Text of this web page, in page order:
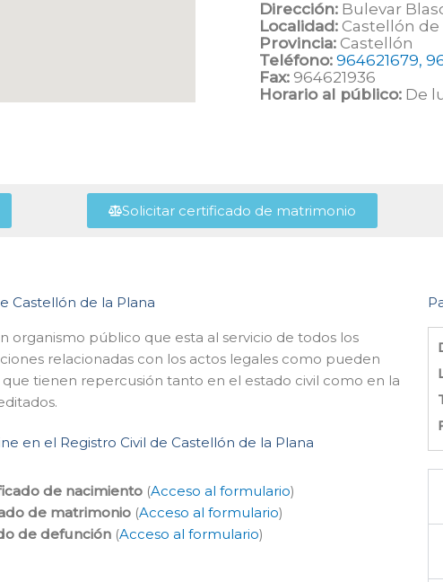
Dirección: Bulevar
Localidad: Castellón de
Provincia: Castellón
Teléfono: 964621679,
Fax: 964621936
Horario al público: De
Solicitar certificado de matrimonio
Castellón de la Plana
organismo público que esta al servicio de todos los
relacionadas con los actos legales como pueden
tienen repercusión tanto en el estado civil como en la
en el Registro Civil de Castellón de la Plana
de nacimiento(Acceso al formulario)
de matrimonio(Acceso al formulario)
de defunción(Acceso al formulario)